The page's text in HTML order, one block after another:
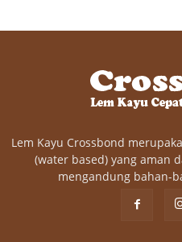
Lem Kayu Crossbond
(water based) yang aman
mengandung bahan-